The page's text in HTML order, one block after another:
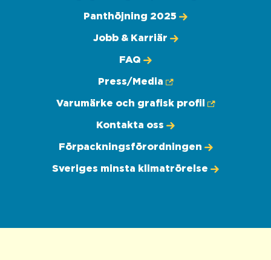
Panthöjning 2025
Jobb & Karriär
FAQ
Press/Media
Varumärke och grafisk profil
Kontakta oss
Förpackningsförordningen
Sveriges minsta klimatrörelse